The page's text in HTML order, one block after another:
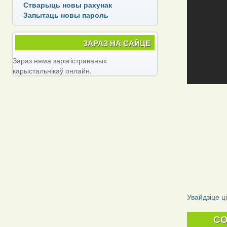
Увайдзіце
Стварыць новы рахунак
Запытаць новы пароль
ЗАРАЗ НА САЙЦЕ
Зараз няма зарэгістраваных
карыстальнікаў онлайн.